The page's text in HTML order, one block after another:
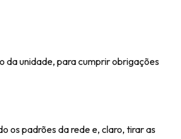
da unidade, para cumprir obrigações
os padrões da rede e, claro, tirar as